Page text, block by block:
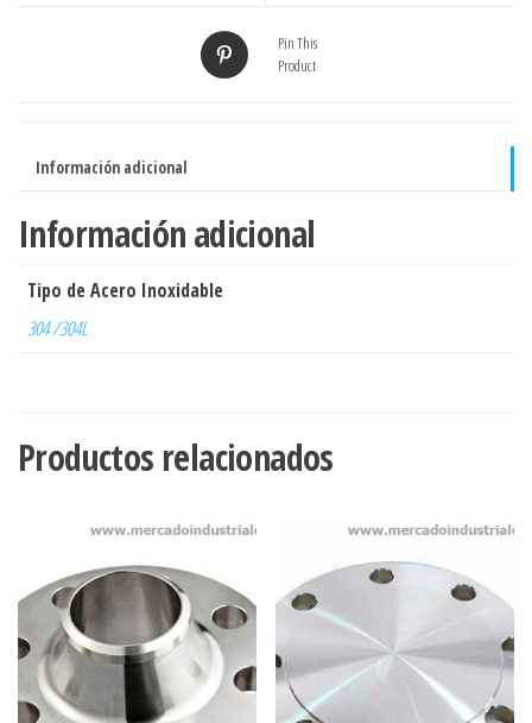
Pin This
Product
Información adicional
Información adicional
Tipo de Acero Inoxidable
304 /304L
Productos relacionados